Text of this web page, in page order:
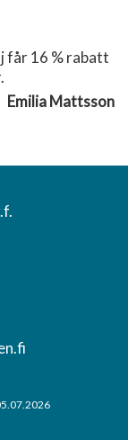
får 16 % rabatt
Emilia Mattsson